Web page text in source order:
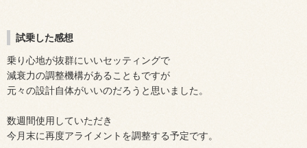
試乗した感想
乗り心地が抜群にいいセッティングで
減衰力の調整機構があることもですが
元々の設計自体がいいのだろうと思いました。
数週間使用していただき
今月末に再度アライメントを調整する予定です。